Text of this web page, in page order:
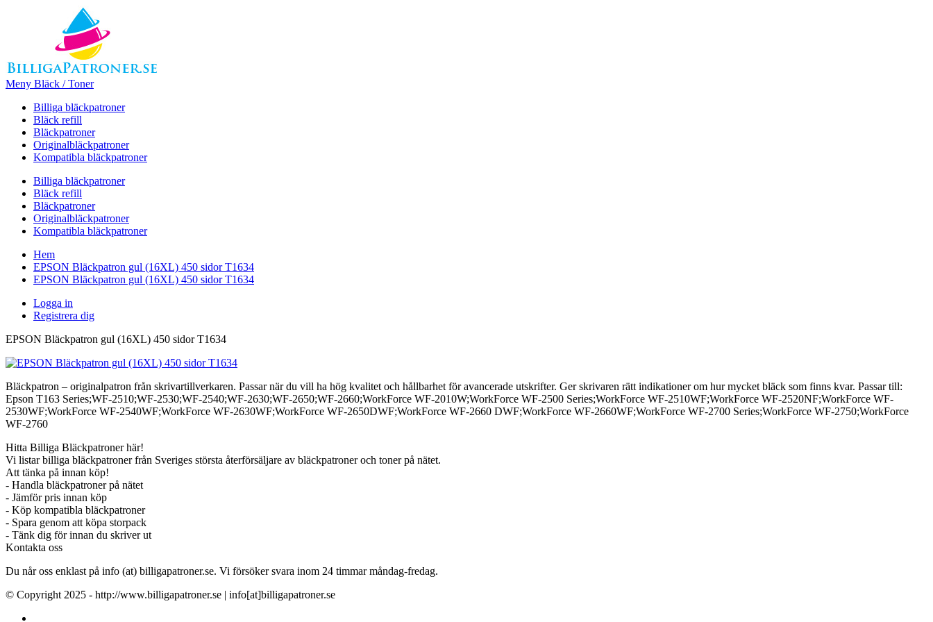
Meny Bläck / Toner
Billiga bläckpatroner
Bläck refill
Bläckpatroner
Originalbläckpatroner
Kompatibla bläckpatroner
Billiga bläckpatroner
Bläck refill
Bläckpatroner
Originalbläckpatroner
Kompatibla bläckpatroner
Hem
EPSON Bläckpatron gul (16XL) 450 sidor T1634
EPSON Bläckpatron gul (16XL) 450 sidor T1634
Logga in
Registrera dig
EPSON Bläckpatron gul (16XL) 450 sidor T1634
Bläckpatron – originalpatron från skrivartillverkaren. Passar när du vill ha hög kvalitet och hållbarhet för avancerade utskrifter. Ger skrivaren rätt indikationer om hur mycket bläck som finns kvar. Passar till:
Epson T163 Series;WF-2510;WF-2530;WF-2540;WF-2630;WF-2650;WF-2660;WorkForce WF-2010W;WorkForce WF-2500 Series;WorkForce WF-2510WF;WorkForce WF-2520NF;WorkForce WF-
2530WF;WorkForce WF-2540WF;WorkForce WF-2630WF;WorkForce WF-2650DWF;WorkForce WF-2660 DWF;WorkForce WF-2660WF;WorkForce WF-2700 Series;WorkForce WF-2750;WorkForce
WF-2760
Hitta Billiga Bläckpatroner här!
Vi listar billiga bläckpatroner från Sveriges största återförsäljare av bläckpatroner och toner på nätet.
Att tänka på innan köp!
- Handla bläckpatroner på nätet
- Jämför pris innan köp
- Köp kompatibla bläckpatroner
- Spara genom att köpa storpack
- Tänk dig för innan du skriver ut
Kontakta oss
Du når oss enklast på info (at) billigapatroner.se. Vi försöker svara inom 24 timmar måndag-fredag.
© Copyright 2025 - http://www.billigapatroner.se | info[at]billigapatroner.se